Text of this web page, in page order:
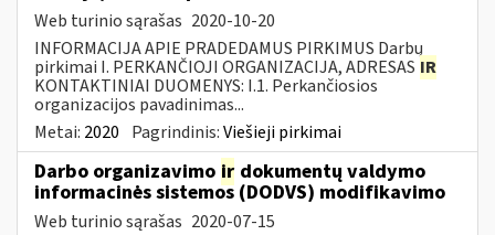
Web turinio sąrašas 2020-10-20
INFORMACIJA APIE PRADEDAMUS PIRKIMUS Darbų
pirkimai I. PERKANČIOJI ORGANIZACIJA, ADRESAS IR
KONTAKTINIAI DUOMENYS: I.1. Perkančiosios
organizacijos pavadinimas...
Metai: 2020 Pagrindinis:Viešieji pirkimai
Darbo organizavimo ir dokumentų valdymo
informacinės sistemos (DODVS) modifikavimo
Web turinio sąrašas 2020-07-15